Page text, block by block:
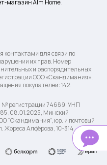
магазин Alm Home.
контактами для связи по
их прав. Номер
и распорядительных
ООО «Скандимания»,
покупателей: 142.
№ регистрации 74689, УНП
08.01.2025, Минский
“Скандимания”, юр. и почтовый
Жореса Алфёрова, 10-314